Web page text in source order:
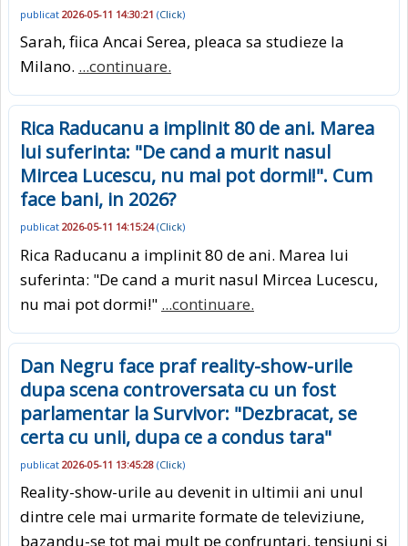
publicat 2026-05-11 14:30:21 (Click)
Sarah, fiica Ancai Serea, pleaca sa studieze la
Milano. ...continuare.
Rica Raducanu a implinit 80 de ani. Marea
lui suferinta: "De cand a murit nasul
Mircea Lucescu, nu mai pot dormi!". Cum
face bani, in 2026?
publicat 2026-05-11 14:15:24(Click)
Rica Raducanu a implinit 80 de ani. Marea lui
suferinta: "De cand a murit nasul Mircea Lucescu,
nu mai pot dormi!" ...continuare.
Dan Negru face praf reality-show-urile
dupa scena controversata cu un fost
parlamentar la Survivor: "Dezbracat, se
certa cu unii, dupa ce a condus tara"
publicat 2026-05-11 13:45:28 (Click)
Reality-show-urile au devenit in ultimii ani unul
dintre cele mai urmarite formate de televiziune,
bazandu-se tot mai mult pe confruntari, tensiuni si